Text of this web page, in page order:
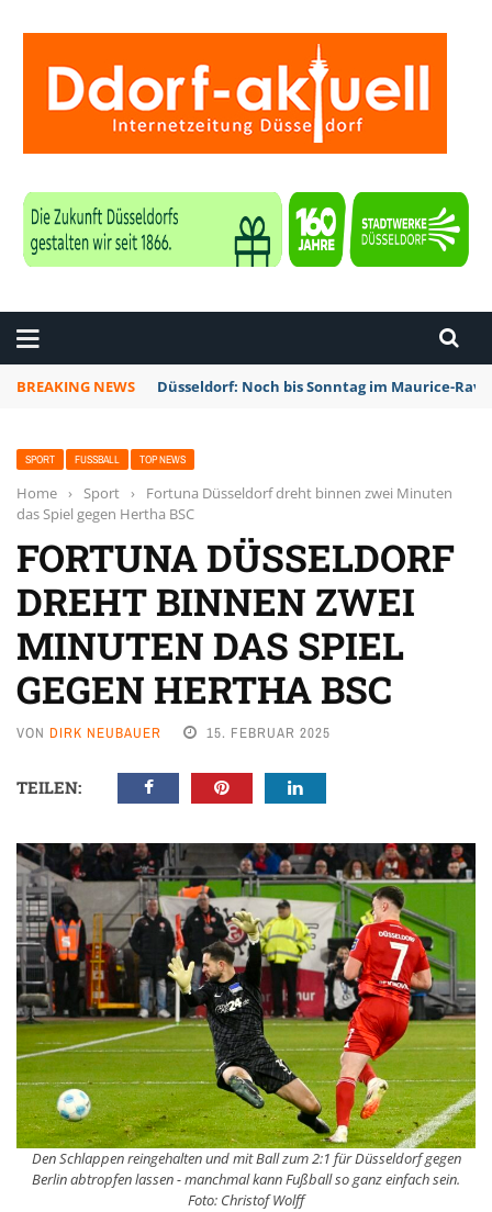
BREAKING NEWS Düsseldorf: Noch bis Sonntag im Maurice-
SPORT FUSSBALL TOP NEWS
Home › Sport ›
Fortuna Düsseldorf dreht binnen zwei Minuten
das Spiel gegen Hertha BSC
FORTUNA DÜSSELDORF
DREHT BINNEN ZWEI
MINUTEN DAS SPIEL
GEGEN HERTHA BSC
VON DIRK NEUBAUER 15. FEBRUAR 2025
TEILEN:
Den Schlappen reingehalten und mit Ball zum 2:1 für Düsseldorf gegen
Berlin abtropfen lassen - manchmal kann Fußball so ganz einfach sein.
Foto: Christof Wolff